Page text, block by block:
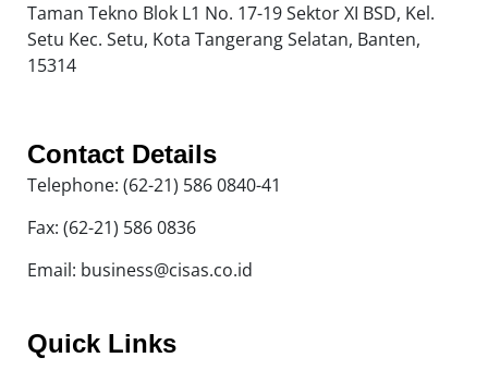
Taman Tekno Blok L1 No. 17-19 Sektor XI BSD, Kel.
Setu Kec. Setu, Kota Tangerang Selatan, Banten,
15314
Contact Details
Telephone: (62-21) 586 0840-41
Fax: (62-21) 586 0836
Email: business@cisas.co.id
Quick Links